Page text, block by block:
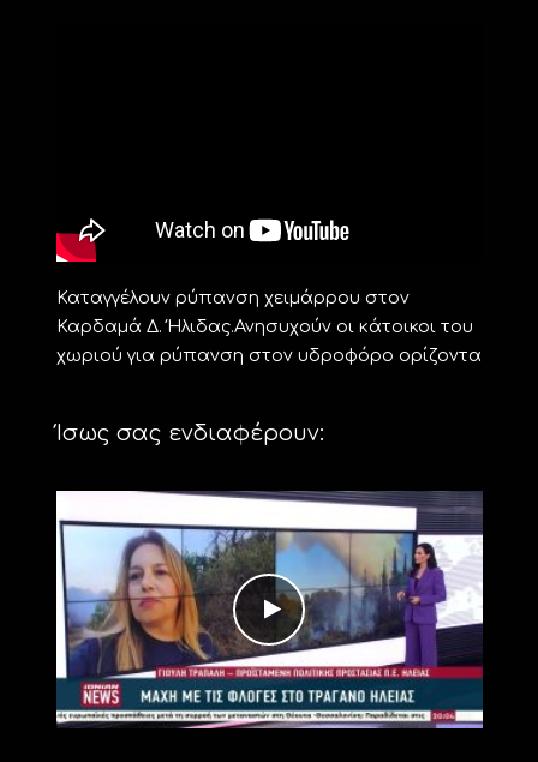
Καταγγέλουν ρύπανση χειμάρρου στον
Καρδαμά Δ. Ήλιδας.Ανησυχούν οι κάτοικοι του
χωριού για ρύπανση στον υδροφόρο ορίζοντα
Ίσως σας ενδιαφέρουν: